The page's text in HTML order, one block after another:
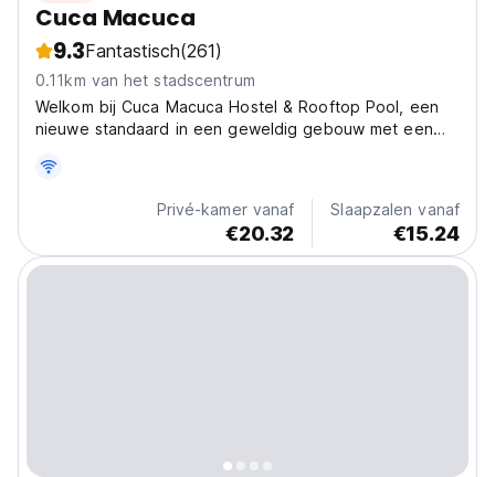
Cuca Macuca
9.3Fantastisch(261)
0.11km van het stadscentrum
Welkom bij Cuca Macuca Hostel & Rooftop Pool, een
nieuwe standaard in een geweldig gebouw met een
verzamelruimte. Geniet van de zonsondergang omringd
door reizigers van over de hele wereld en van alle
gemakken die een...Privé-kamer vanaf
€20.32
Slaapzalen vanaf
€15.24